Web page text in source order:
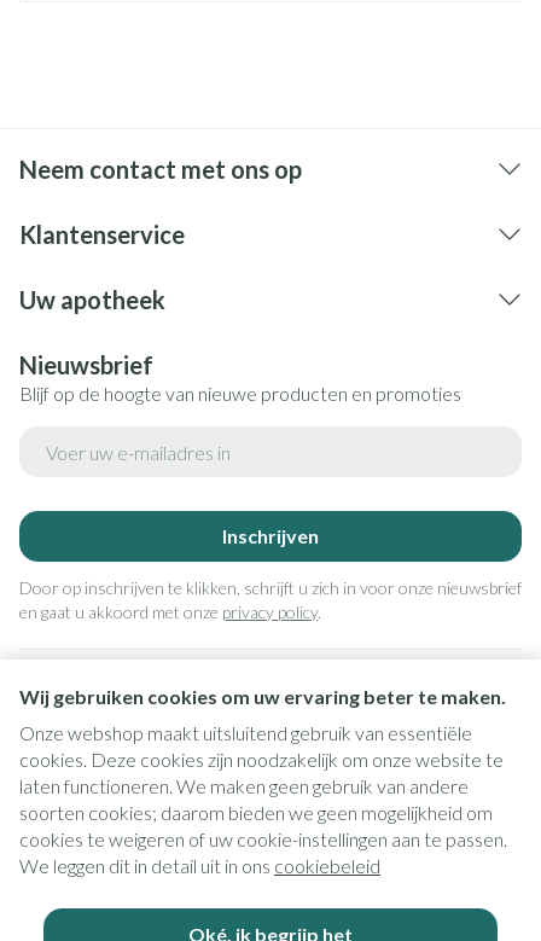
Wij gebruiken cookies om uw ervaring beter te maken.
Onze webshop maakt uitsluitend gebruik van essentiële
cookies. Deze cookies zijn noodzakelijk om onze website te
laten functioneren. We maken geen gebruik van andere
soorten cookies; daarom bieden we geen mogelijkheid om
cookies te weigeren of uw cookie-instellingen aan te passen.
We leggen dit in detail uit in ons cookiebeleid
Oké, ik begrijp het
Neem contact met ons op
Klantenservice
Uw apotheek
Nieuwsbrief
Blijf op de hoogte van nieuwe producten en promoties
Inschrijven
Door op inschrijven te klikken, schrijft u zich in voor onze nieuwsbrief
en gaat u akkoord met onze privacy policy.
Juridische links